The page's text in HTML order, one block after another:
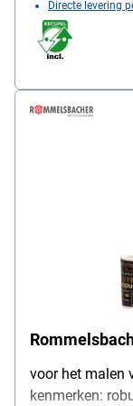
g, gewicht:
kunststof /
11,5 x 20 cm,
Directe levering
voor het malen
kenmerken: